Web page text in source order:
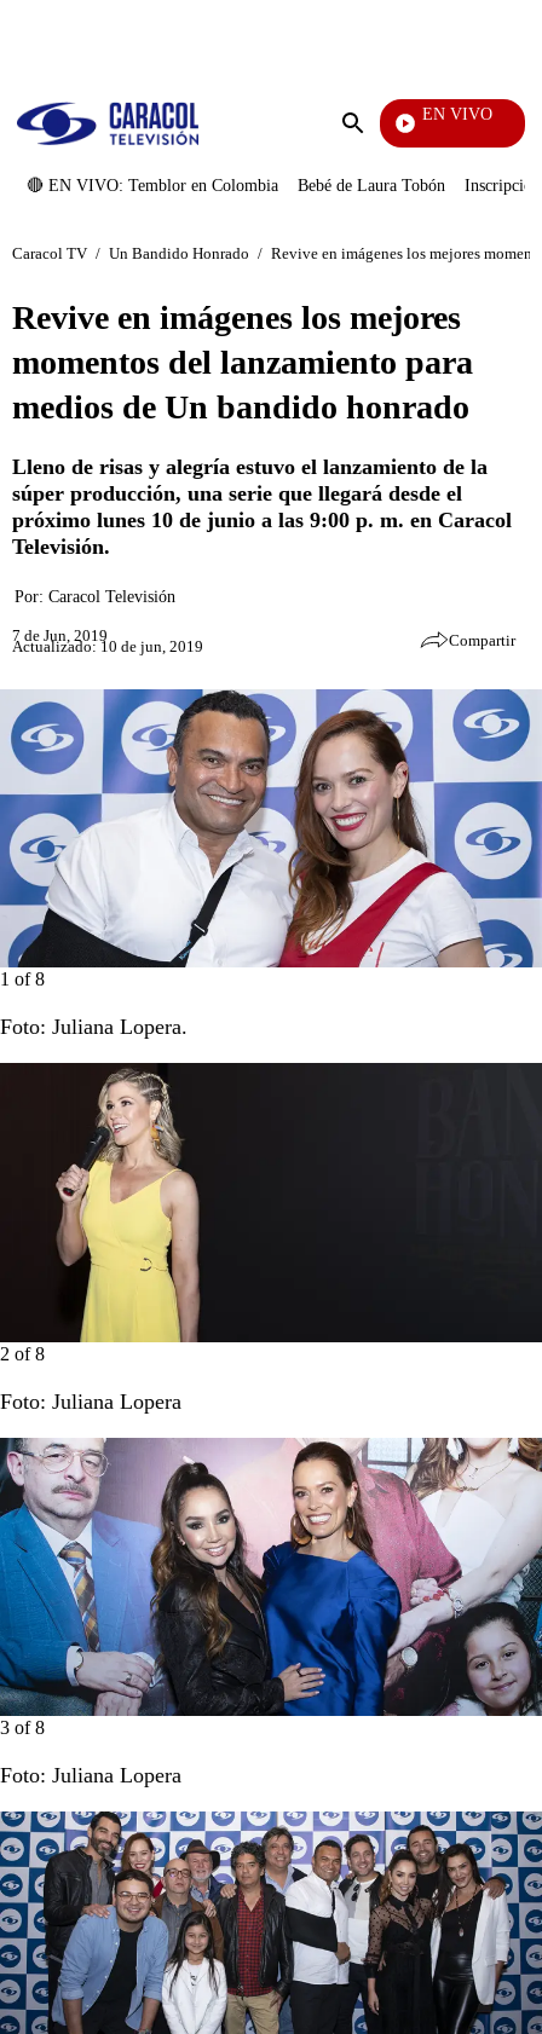
Enviar
EN VIVO
🔴 EN VIVO: Temblor en Colombia Bebé de Laura Tobón
Caracol TV / Un Bandido Honrado / Revive en imágenes los mejores
Revive en imágenes los mejores
momentos del lanzamiento para
medios de Un bandido honrado
Lleno de risas y alegría estuvo el lanzamiento de la
súper producción, una serie que llegará desde el
próximo lunes 10 de junio a las 9:00 p. m. en Caracol
Televisión.
Por: Caracol Televisión
7 de Jun, 2019
Actualizado: 10 de jun, 2019 Compartir
1 of8
Foto: Juliana Lopera.
2 of8
Foto: Juliana Lopera
3 of8
Foto: Juliana Lopera